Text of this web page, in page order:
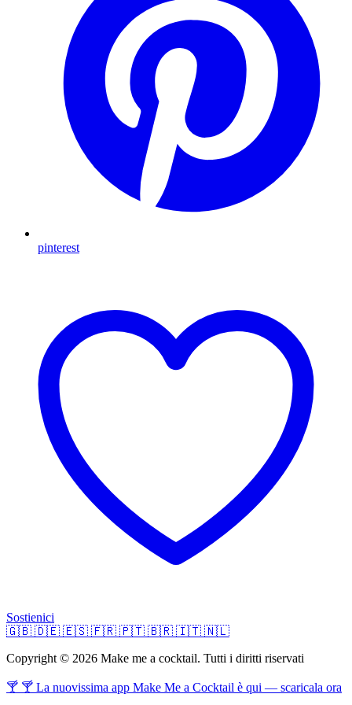
pinterest
Sostienici
🇬🇧 🇩🇪 🇪🇸 🇫🇷 🇵🇹 🇧🇷 🇮🇹 🇳🇱
Copyright © 2026 Make me a cocktail. Tutti i diritti riservati
🍸 🍸 La nuovissima app Make Me a Cocktail è qui — scaricala ora